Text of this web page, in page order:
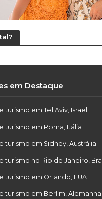
em Destaque
turismo em Tel Aviv, Israel
turismo em Roma, Itália
turismo em Sidney, Austrália
turismo no Rio de Janeiro,
turismo em Orlando, EUA
turismo em Berlim, Alemanha